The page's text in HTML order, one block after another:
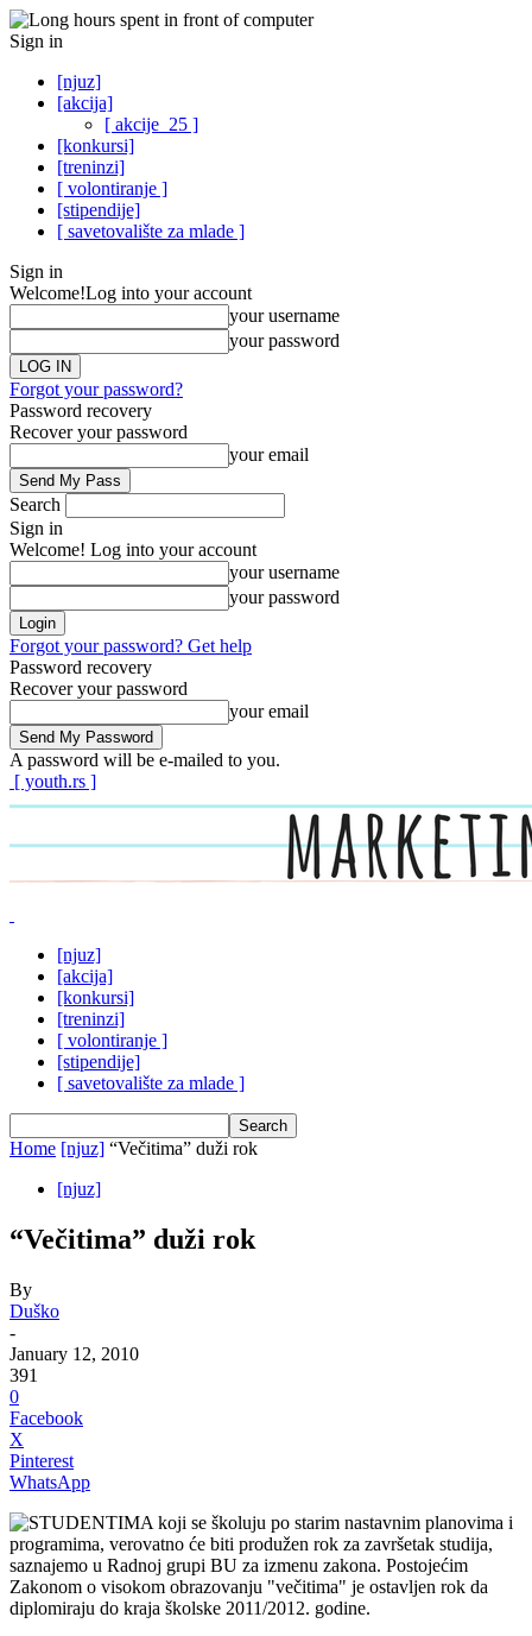
Sign in
[njuz]
[akcija]
[ akcije_25 ]
[konkursi]
[treninzi]
[ volontiranje ]
[stipendije]
[ savetovalište za mlade ]
Sign in
Welcome!Log into your account
your username
your password
Forgot your password?
Password recovery
Recover your password
your email
Search
Sign in
Welcome! Log into your account
your username
your password
Forgot your password? Get help
Password recovery
Recover your password
your email
A password will be e-mailed to you.
[ youth.rs ]
[njuz]
[akcija]
[konkursi]
[treninzi]
[ volontiranje ]
[stipendije]
[ savetovalište za mlade ]
Home [njuz] “Večitima” duži rok
[njuz]
“Večitima” duži rok
By
Duško
-
January 12, 2010
391
0
Facebook
X
Pinterest
WhatsApp
STUDENTIMA koji se školuju po starim nastavnim planovima i
programima, verovatno će biti produžen rok za završetak studija,
saznajemo u Radnoj grupi BU za izmenu zakona. Postojećim
Zakonom o visokom obrazovanju "večitima" je ostavljen rok da
diplomiraju do kraja školske 2011/2012. godine.